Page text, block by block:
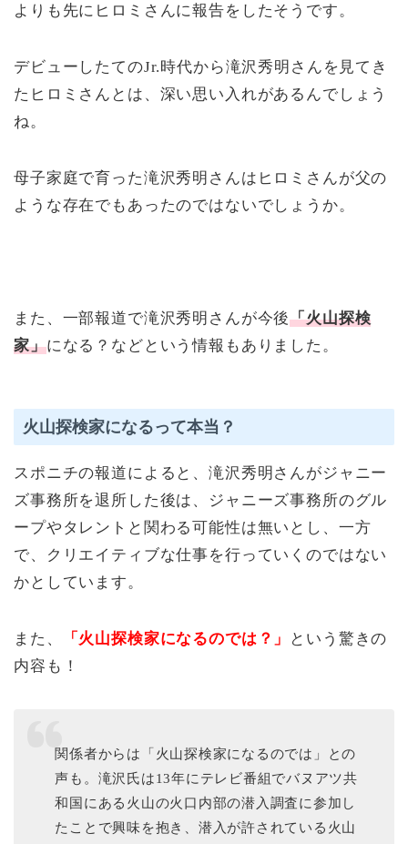
よりも先にヒロミさんに報告をしたそうです。
デビューしたてのJr.時代から滝沢秀明さんを見てき
たヒロミさんとは、深い思い入れがあるんでしょう
ね。
母子家庭で育った滝沢秀明さんはヒロミさんが父の
ような存在でもあったのではないでしょうか。
また、一部報道で滝沢秀明さんが今後「火山探検
家」になる？などという情報もありました。
火山探検家になるって本当？
スポニチの報道によると、滝沢秀明さんがジャニー
ズ事務所を退所した後は、ジャニーズ事務所のグル
ープやタレントと関わる可能性は無いとし、一方
で、クリエイティブな仕事を行っていくのではない
かとしています。
また、 「火山探検家になるのでは？」
という驚きの
内容も！
関係者からは「火山探検家になるのでは」との
声も。滝沢氏は13年にテレビ番組でバヌアツ共
和国にある火山の火口内部の潜入調査に参加し
たことで興味を抱き、潜入が許されている火山